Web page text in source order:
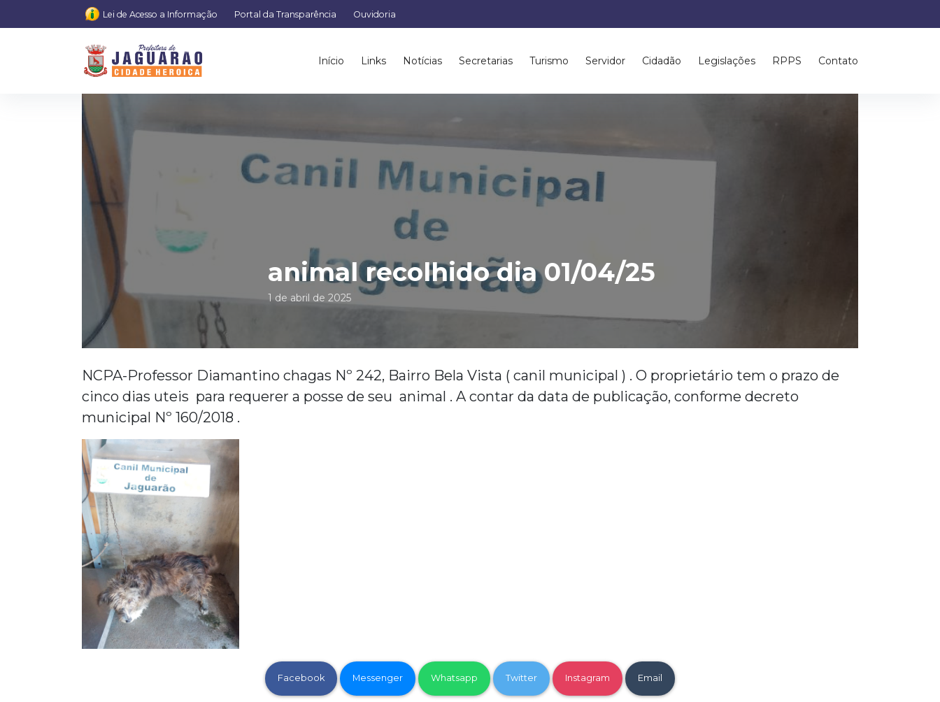
Lei de Acesso a Informação Portal da Transparência Ouvidoria
Início Links Notícias Secretarias Turismo Servidor Cidadão Legislações RPPS Contato
animal recolhido dia 01/04/25
1 de abril de 2025
NCPA-Professor Diamantino chagas Nº 242, Bairro Bela Vista ( canil municipal ) . O proprietário tem o prazo de
cinco dias uteis para requerer a posse de seu animal . A contar da data de publicação, conforme decreto
municipal Nº 160/2018 .
Facebook Messenger Whatsapp Twitter Instagram Email